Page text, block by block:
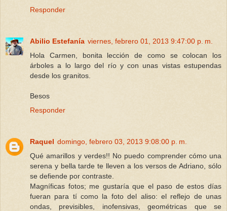
Responder
Abilio Estefanía viernes, febrero 01, 2013 9:47:00 p. m.
Hola Carmen, bonita lección de como se colocan los
árboles a lo largo del río y con unas vistas estupendas
desde los granitos.
Besos
Responder
Raquel domingo, febrero 03, 2013 9:08:00 p. m.
Qué amarillos y verdes!! No puedo comprender cómo una
serena y bella tarde te lleven a los versos de Adriano, sólo
se defiende por contraste.
Magníficas fotos; me gustaría que el paso de estos días
fueran para tí como la foto del aliso: el reflejo de unas
ondas, previsibles, inofensivas, geométricas que se